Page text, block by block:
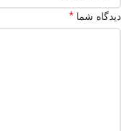
دیدگاه شما *